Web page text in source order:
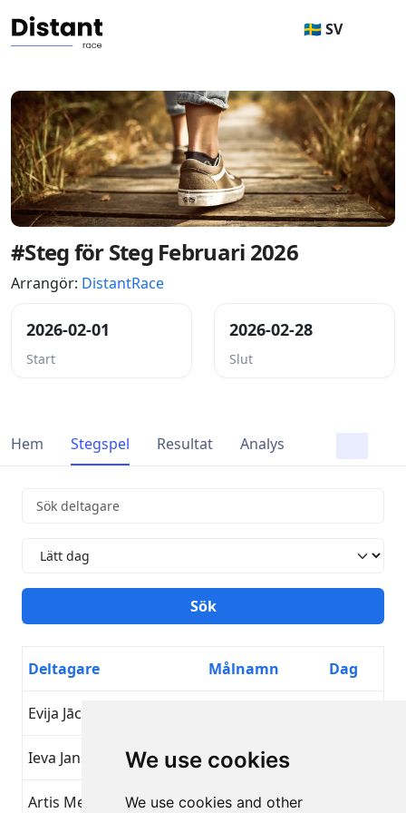
We use cookies
We use cookies and other
🇸🇪 SV
#Steg för Steg Februari 2026
Arrangör: DistantRace
2026-02-01
Start
2026-02-28
Slut
Hem Stegspel Resultat Analys
Deltagare Målnamn Dag
Evija Jāce
Ieva Jansone Lätt dag
Artis Mednis Lätt dag